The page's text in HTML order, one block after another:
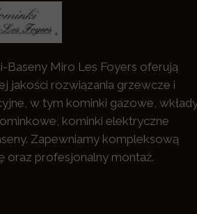
Baseny Miro Les Foyers oferują
jakości rozwiązania grzewcze i
w tym kominki gazowe,
kominki elektryczne
Zapewniamy kompleksową
oraz profesjonalny montaż.